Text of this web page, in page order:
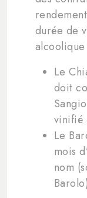
durée de
Le
doit
vinifié
Le
mois
nom